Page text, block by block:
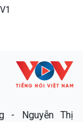
- Nguyễn Thị